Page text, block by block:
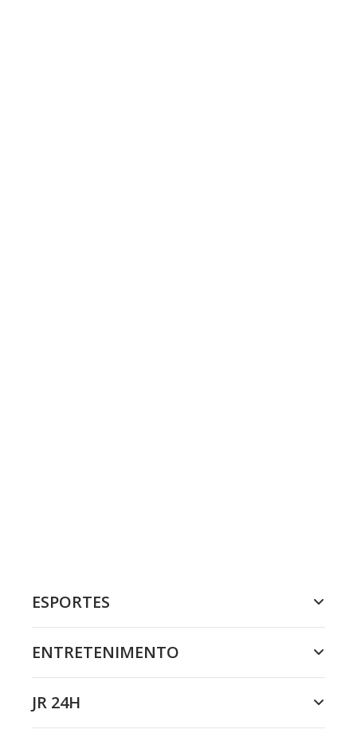
ESPORTES
ENTRETENIMENTO
JR 24H